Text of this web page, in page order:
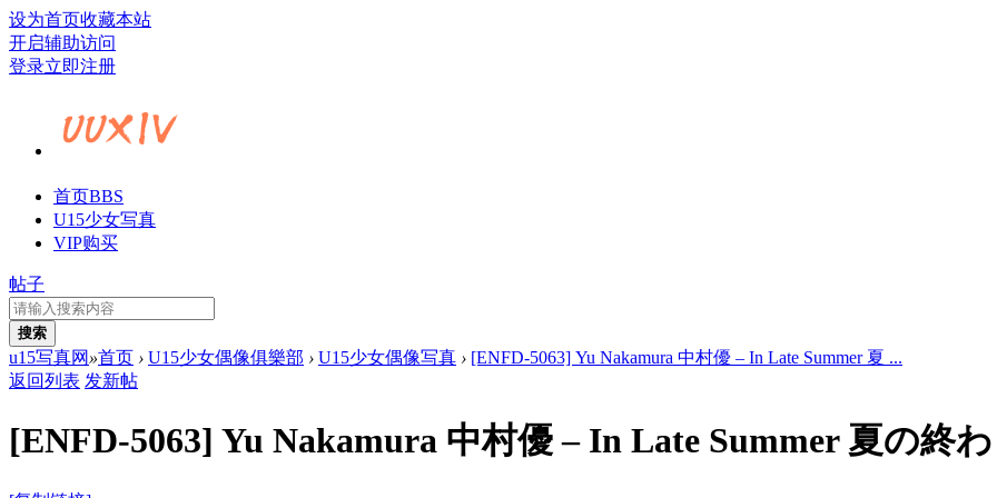
设为首页收藏本站
开启辅助访问
登录立即注册
首页BBS
U15少女写真
VIP购买
帖子
搜索
u15写真网 »首页 › U15少女偶像俱樂部 › U15少女偶像写真 › [ENFD-5063] Yu Nakamura 中村優 – In Late Summer 夏 ...
返回列表 发新帖
[ENFD-5063] Yu Nakamura 中村優 – In Late Summer 夏の終